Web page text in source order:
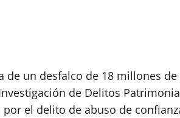
de un desfalco de 18 millones
de Delitos
el delito de abuso de